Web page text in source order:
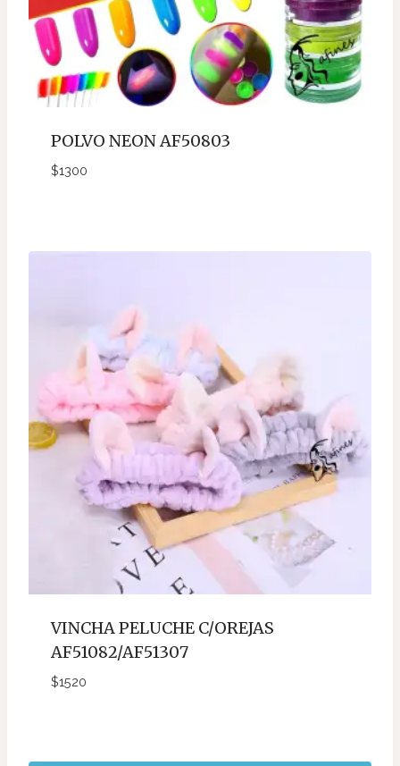
POLVO NEON AF50803
$1300
VINCHA PELUCHE C/OREJAS
AF51082/AF51307
$1520